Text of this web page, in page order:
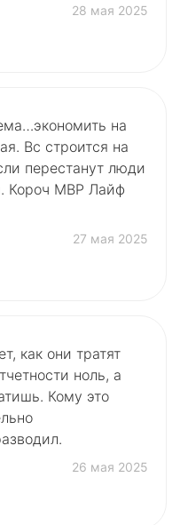
28 мая 2025
на
Вс строится на
перестанут люди
Короч МВР Лайф
27 мая 2025
как они тратят
ноль, а
Кому это
26 мая 2025